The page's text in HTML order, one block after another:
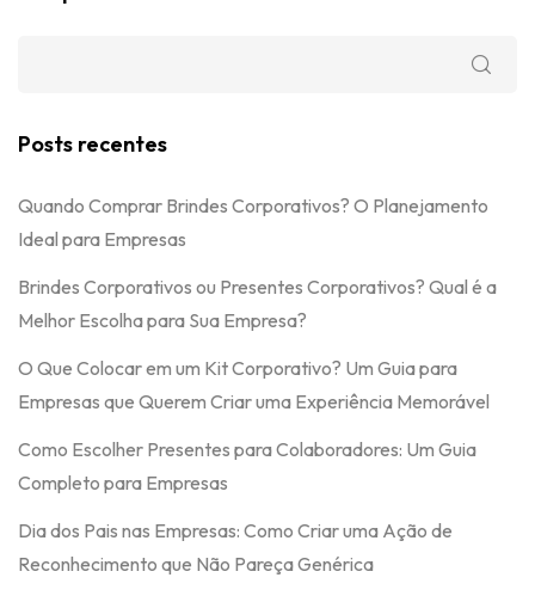
Posts recentes
Quando Comprar Brindes Corporativos? O Planejamento
Ideal para Empresas
Brindes Corporativos ou Presentes Corporativos? Qual é a
Melhor Escolha para Sua Empresa?
O Que Colocar em um Kit Corporativo? Um Guia para
Empresas que Querem Criar uma Experiência Memorável
Como Escolher Presentes para Colaboradores: Um Guia
Completo para Empresas
Dia dos Pais nas Empresas: Como Criar uma Ação de
Reconhecimento que Não Pareça Genérica